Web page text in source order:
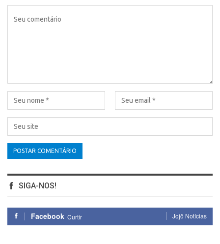
SIGA-NOS!
Facebook Curtir Jojô Notícias